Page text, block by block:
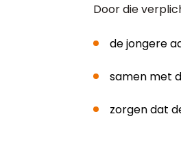
Door die
de jongere
samen met
zorgen dat